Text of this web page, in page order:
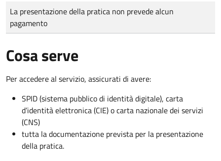
Tipo di pagamento
Importo
La presentazione della pratica non prevede alcun
pagamento
Cosa serve
Per accedere al servizio, assicurati di avere:
SPID (sistema pubblico di identità digitale), carta
d’identità elettronica (CIE) o carta nazionale dei servizi
(CNS)
tutta la documentazione prevista per la presentazione
della pratica.